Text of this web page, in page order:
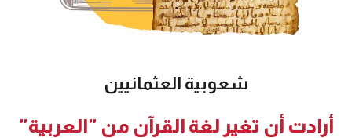
شعوبية العثمانيين
أرادت أن تغير لغة القرآن من "العربية"